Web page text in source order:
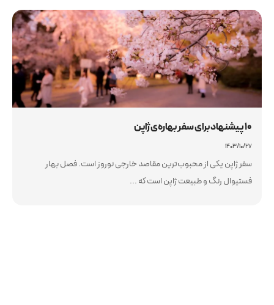
10 پیشنهاد برای سفر بهاره‌ی ژاپن
۱۴۰۳/۱۰/۲۷
سفر ژاپن یکی از محبوب‌ترین مقاصد خارجی نوروز است. فصل بهار
فستیوال رنگ و طبیعت ژاپن است که ...